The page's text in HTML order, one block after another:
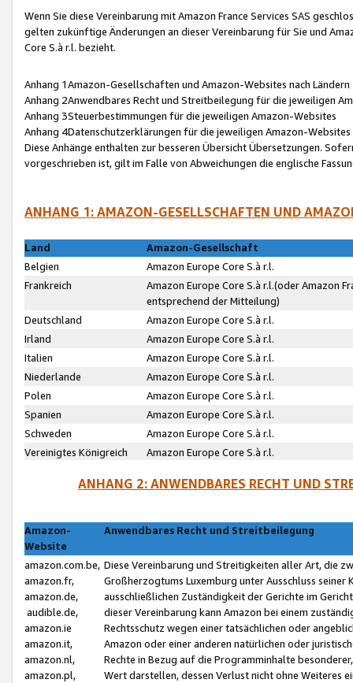
Wenn Sie diese Vereinbarung mit Amazon France Services SAS
gelten zukünftige Änderungen an dieser Vereinbarung für Sie und
Core S.à r.l. bezieht.
Anhang 1Amazon-Gesellschaften und Amazon-Websites nach Ländern
Anhang 2Anwendbares Recht und Streitbeilegung für die jeweiligen
Anhang 3Steuerbestimmungen für die jeweiligen Amazon-Websites
Anhang 4Datenschutzerklärungen für die jeweiligen Amazon-Websites
Diese Anhänge enthalten zur besseren Übersicht Übersetzungen.
vorgeschrieben ist, gilt im Falle von Abweichungen die englische
ANHANG 1: AMAZON-GESELLSCHAFTEN UND
Land
Amazon-Gesellschaft
Belgien
Amazon Europe Core S.à r.l.
Frankreich
Amazon Europe Core S.à r.l.(oder Amazon
entsprechend der Mitteilung)
Deutschland
Amazon Europe Core S.à r.l.
Irland
Amazon Europe Core S.à r.l.
Italien
Amazon Europe Core S.à r.l.
Niederlande
Amazon Europe Core S.à r.l.
Polen
Amazon Europe Core S.à r.l.
Spanien
Amazon Europe Core S.à r.l.
Schweden
Amazon Europe Core S.à r.l.
Vereinigtes Königreich
Amazon Europe Core S.à r.l.
ANHANG 2: ANWENDBARES RECHT UND
Amazon-
Website
Anwendbares Recht und Streitbeilegung
amazon.com.be,
amazon.fr,
amazon.de,
audible.de,
amazon.ie
amazon.it,
amazon.nl,
amazon.pl,
Diese Vereinbarung und Streitigkeiten aller Art, die
Großherzogtums Luxemburg unter Ausschluss
ausschließlichen Zuständigkeit der Gerichte im
dieser Vereinbarung kann Amazon bei einem
Rechtsschutz wegen einer tatsächlichen oder
Amazon oder einer anderen natürlichen oder
Rechte in Bezug auf die Programminhalte
Wert darstellen, dessen Verlust nicht ohne Weiteres